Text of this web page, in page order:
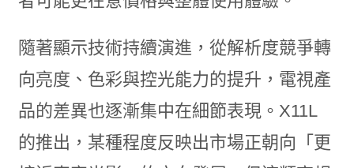
隨著顯示技術持續演進，從解析度競爭轉
向亮度、色彩與控光能力的提升，電視產
品的差異也逐漸集中在細節表現。X11L
的推出，某種程度反映出市場正朝向「更